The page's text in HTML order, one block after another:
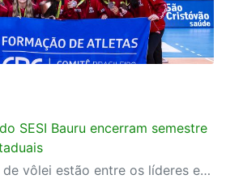
SESI Bauru encerram semestre
Equipes formadoras de vôlei estão entre os líderes estaduais e somam convocações para seleções brasileiras